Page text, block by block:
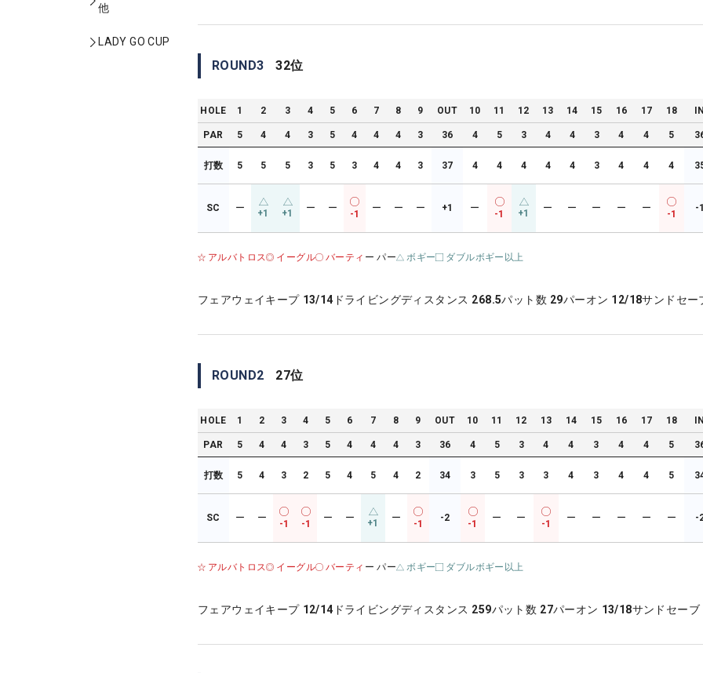
他
LADY GO CUP
ROUND3 32位
HOLE 1 2 3 4 5 6 7 8 9 OUT 10 11 12 13 14 15 16 17 18
PAR 5 4 4 3 5 4 4 4 3 36 4 5 3 4 4 3 4 4 5
打数 5 5 5 3 5 3 4 4 3 37 4 4 4 4 4 3 4 4 4
SC ー +1 +1 ー ー
-1
ー ー ー +1 ー
-1 +1 ー ー ー ー ー
-1
-
アルバトロス イーグル バーティ ー パー ボギー ダブルボギー以上
フェアウェイキープ 13/14 ドライビングディスタンス 268.5パット数 29パーオン 12/18サンドセー
ROUND2 27位
HOLE 1 2 3 4 5 6 7 8 9 OUT 10 11 12 13 14 15 16 17 18
PAR 5 4 4 3 5 4 4 4 3 36 4 5 3 4 4 3 4 4 5
打数 5 4 3 2 5 4 5 4 2 34 3 5 3 3 4 3 4 4 5
SC ー ー
-1 -1
ー ー +1 ー
-1
-2
-1
ー ー
-1
ー ー ー ー ー -
アルバトロス イーグル バーティ ー パー ボギー ダブルボギー以上
フェアウェイキープ 12/14 ドライビングディスタンス 259パット数 27パーオン 13/18サンドセーブ